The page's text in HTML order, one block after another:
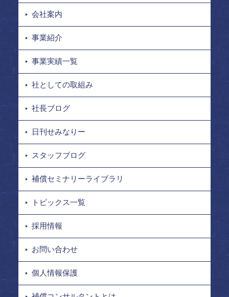
会社案内
事業紹介
事業実績一覧
社としての取組み
社長ブログ
日刊せみなりー
スタッフブログ
補償セミナリーライブラリ
トピックス一覧
採用情報
お問い合わせ
個人情報保護